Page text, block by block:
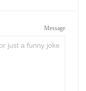
Message